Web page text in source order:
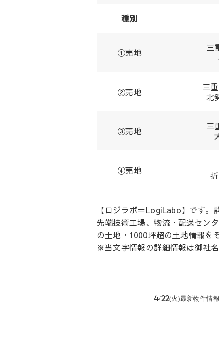
種別
①売地
三
②売地
三
北
③売地
三
④売地
【ロジラボ＝LogiLabo】です。
先端技術工場、物流・配送セン
の土地・1000坪超の土地情報を
※当文字情報の詳細情報は御社
4/22(火)最新物件情